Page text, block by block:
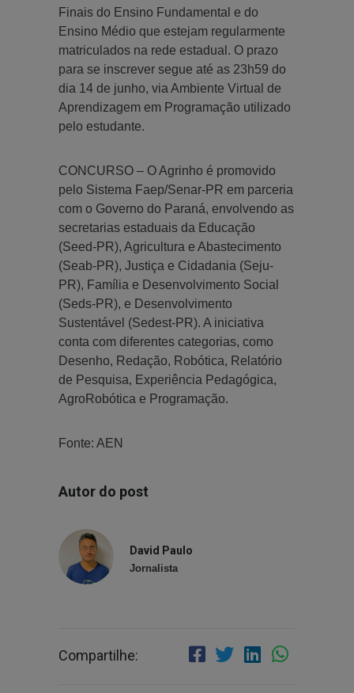
Finais do Ensino Fundamental e do
Ensino Médio que estejam regularmente
matriculados na rede estadual. O prazo
para se inscrever segue até as 23h59 do
dia 14 de junho, via Ambiente Virtual de
Aprendizagem em Programação utilizado
pelo estudante.
CONCURSO – O Agrinho é promovido
pelo Sistema Faep/Senar-PR em parceria
com o Governo do Paraná, envolvendo as
secretarias estaduais da Educação
(Seed-PR), Agricultura e Abastecimento
(Seab-PR), Justiça e Cidadania (Seju-
PR), Família e Desenvolvimento Social
(Seds-PR), e Desenvolvimento
Sustentável (Sedest-PR). A iniciativa
conta com diferentes categorias, como
Desenho, Redação, Robótica, Relatório
de Pesquisa, Experiência Pedagógica,
AgroRobótica e Programação.
Fonte: AEN
Autor do post
David Paulo
Jornalista
Compartilhe: